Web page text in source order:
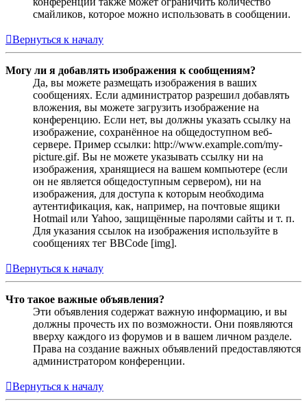
смайликов, которое можно использовать в сообщении.
Вернуться к началу
Могу ли я добавлять изображения к сообщениям?
Да, вы можете размещать изображения в ваших
сообщениях. Если администратор разрешил добавлять
вложения, вы можете загрузить изображение на
конференцию. Если нет, вы должны указать ссылку на
изображение, сохранённое на общедоступном веб-
сервере. Пример ссылки: http://www.example.com/my-
picture.gif. Вы не можете указывать ссылку ни на
изображения, хранящиеся на вашем компьютере (если
он не является общедоступным сервером), ни на
изображения, для доступа к которым необходима
аутентификация, как, например, на почтовые ящики
Hotmail или Yahoo, защищённые паролями сайты и т. п.
Для указания ссылок на изображения используйте в
сообщениях тег BBCode [img].
Вернуться к началу
Что такое важные объявления?
Эти объявления содержат важную информацию, и вы
должны прочесть их по возможности. Они появляются
вверху каждого из форумов и в вашем личном разделе.
Права на создание важных объявлений предоставляются
администратором конференции.
Вернуться к началу